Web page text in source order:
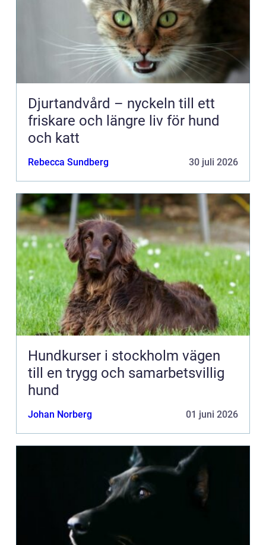
Djurtandvård – nyckeln till ett
friskare och längre liv för hund
och katt
Rebecca Sundberg 30 juli 2026
Hundkurser i stockholm vägen
till en trygg och samarbetsvillig
hund
Johan Norberg 01 juni 2026